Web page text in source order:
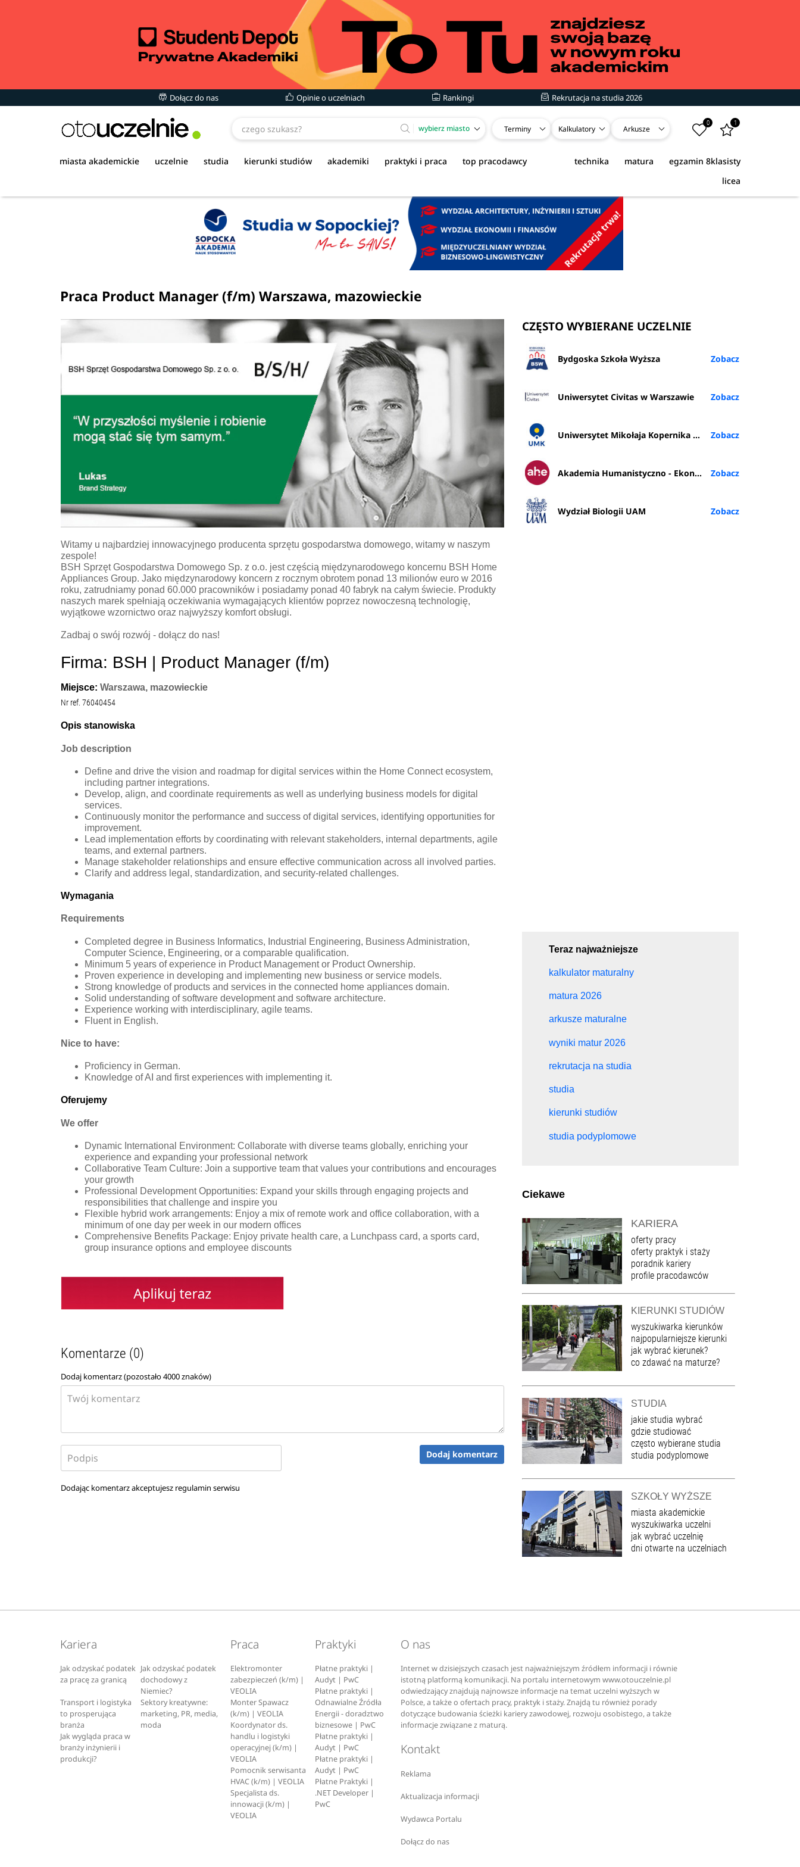
Dołącz do nas Opinie o uczelniach Rankingi Rekrutacja na studia 2026
wybierz miasto Terminy Kalkulatory Arkusze
0 1
miasta akademickie uczelnie studia kierunki studiów akademiki praktyki i praca top pracodawcy egzamin 8klasisty
matura
technika
licea
Praca Product Manager (f/m) Warszawa, mazowieckie
Witamy u najbardziej innowacyjnego producenta sprzętu gospodarstwa domowego, witamy w naszym
zespole!
BSH Sprzęt Gospodarstwa Domowego Sp. z o.o. jest częścią międzynarodowego koncernu BSH Home
Appliances Group. Jako międzynarodowy koncern z rocznym obrotem ponad 13 milionów euro w 2016
roku, zatrudniamy ponad 60.000 pracowników i posiadamy ponad 40 fabryk na całym świecie. Produkty
naszych marek spełniają oczekiwania wymagających klientów poprzez nowoczesną technologię,
wyjątkowe wzornictwo oraz najwyższy komfort obsługi.
Zadbaj o swój rozwój - dołącz do nas!
Firma: BSH | Product Manager (f/m)
Miejsce:Warszawa, mazowieckie
Nr ref. 76040454
Opis stanowiska
Job description
Define and drive the vision and roadmap for digital services within the Home Connect ecosystem,
including partner integrations.
Develop, align, and coordinate requirements as well as underlying business models for digital
services.
Continuously monitor the performance and success of digital services, identifying opportunities for
improvement.
Lead implementation efforts by coordinating with relevant stakeholders, internal departments, agile
teams, and external partners.
Manage stakeholder relationships and ensure effective communication across all involved parties.
Clarify and address legal, standardization, and security-related challenges.
Wymagania
Requirements
Completed degree in Business Informatics, Industrial Engineering, Business Administration,
Computer Science, Engineering, or a comparable qualification.
Minimum 5 years of experience in Product Management or Product Ownership.
Proven experience in developing and implementing new business or service models.
Strong knowledge of products and services in the connected home appliances domain.
Solid understanding of software development and software architecture.
Experience working with interdisciplinary, agile teams.
Fluent in English.
Nice to have:
Proficiency in German.
Knowledge of AI and first experiences with implementing it.
Oferujemy
We offer
Dynamic International Environment: Collaborate with diverse teams globally, enriching your
experience and expanding your professional network
Collaborative Team Culture: Join a supportive team that values your contributions and encourages
your growth
Professional Development Opportunities: Expand your skills through engaging projects and
responsibilities that challenge and inspire you
Flexible hybrid work arrangements: Enjoy a mix of remote work and office collaboration, with a
minimum of one day per week in our modern offices
Comprehensive Benefits Package: Enjoy private health care, a Lunchpass card, a sports card,
group insurance options and employee discounts
Komentarze (0)
Dodaj komentarz (pozostało4000znaków)
Dodając komentarz akceptujesz regulamin serwisu
Dodaj komentarz
CZĘSTO WYBIERANE UCZELNIE
Bydgoska Szkoła Wyższa
Uniwersytet Civitas w Warszawie
Uniwersytet Mikołaja Kopernika w Toruniu
Akademia Humanistyczno - Ekonomiczna w Łodzi
Wydział Biologii UAM
Teraz najważniejsze
kalkulator maturalny
matura 2026
arkusze maturalne
wyniki matur 2026
rekrutacja na studia
studia
kierunki studiów
studia podyplomowe
Ciekawe
KARIERA
oferty pracy
oferty praktyk i staży
poradnik kariery
profile pracodawców
KIERUNKI STUDIÓW
wyszukiwarka kierunków
najpopularniejsze kierunki
jak wybrać kierunek?
co zdawać na maturze?
STUDIA
jakie studia wybrać
gdzie studiować
często wybierane studia
studia podyplomowe
SZKOŁY WYŻSZE
miasta akademickie
wyszukiwarka uczelni
jak wybrać uczelnię
dni otwarte na uczelniach
Kariera
Jak odzyskać podatek
za pracę za granicą
Jak odzyskać podatek
dochodowy z
Niemiec?
Transport i logistyka
to prosperująca
branża
Sektory kreatywne:
marketing, PR, media,
moda
Jak wygląda praca w
branży inżynierii i
produkcji?
Praca
Elektromonter
zabezpieczeń (k/m) |
VEOLIA
Monter Spawacz
(k/m) | VEOLIA
Koordynator ds.
handlu i logistyki
operacyjnej (k/m) |
VEOLIA
Pomocnik serwisanta
HVAC (k/m) | VEOLIA
Specjalista ds.
innowacji (k/m) |
VEOLIA
Praktyki
Płatne praktyki |
Audyt | PwC
Płatne praktyki |
Odnawialne Źródła
Energii - doradztwo
biznesowe | PwC
Płatne praktyki |
Audyt | PwC
Płatne praktyki |
Audyt | PwC
Płatne Praktyki |
.NET Developer |
PwC
O nas
Internet w dzisiejszych czasach jest najważniejszym źródłem informacji i równie
istotną platformą komunikacji. Na portalu internetowym www.otouczelnie.pl
odwiedzający znajdują najnowsze informacje na temat uczelni wyższych w
Polsce, a także o ofertach pracy, praktyk i staży. Znajdą tu również porady
dotyczące budowania ścieżki kariery zawodowej, rozwoju osobistego, a także
informacje związane z maturą.
Kontakt
Reklama
Aktualizacja informacji
Wydawca Portalu
Dołącz do nas